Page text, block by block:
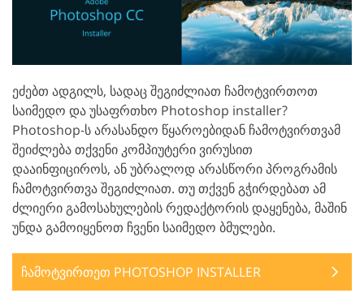
ეძებთ ადგილს, სადაც შეგიძლიათ ჩამოტვირთოთ
საიმედო და უსაფრთხო Photoshop installer?
Photoshop-ს არასანდო წყაროებიდან ჩამოტვირთვამ
შეიძლება თქვენი კომპიუტერი ვირუსით
დააინფიციროს, ან უბრალოდ არასწორი პროგრამის
ჩამოტვირთვა შეგიძლიათ. თუ თქვენ გჭირდებათ ამ
ძლიერი გამოსახულების რედაქტორის დაყენება, მაშინ
უნდა გამოიყენოთ ჩვენი საიმედო ბმულები.
ჩამოტვირთეთ PHOTOSHOP INSTALLER